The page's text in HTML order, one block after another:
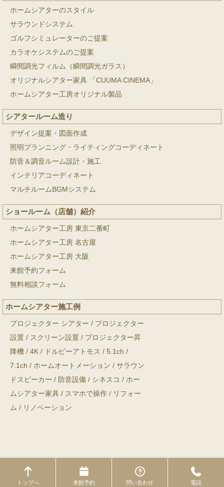
ホームシアターのスタイル
サラウンドシステム
ゴルフシミュレーターのご提案
カラオケシステムのご提案
瞬間調光フィルム（瞬間調光ガラス）
オリジナルシアター家具 「CUUMA CINEMA」
ホームシアター工房オリジナル製品
シアタールーム造り
デザイン提案・図面作成
照明プランニング・ライティングコーディネート
防音＆調音ルーム設計・施工
インテリアコーディネート
マルチルームBGMシステム
ショールーム（店舗）紹介
ホームシアター工房 東京二番町
ホームシアター工房 名古屋
ホームシアター工房 大阪
来館予約フォーム
無料相談フォーム
ホームシアター施工例
プロジェクター シアター / プロジェクター
設置 / スクリーン設置 / プロジェクター昇
降機 / 4K / ドルビーアトモス / 5.1ch /
7.1ch / ホームオートメーション / サラウン
ドスピーカー / 防音設備 / シネスコ / ホー
ムシアター家具 / スマホで操作 / リフォー
ム / リノベーション
Copyright © ホームシアター工房 All Rights Reserved.
トップへ 来館予約 問い合わせ 電話